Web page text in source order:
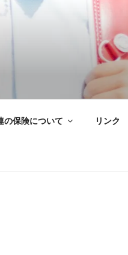
の保険について リンク